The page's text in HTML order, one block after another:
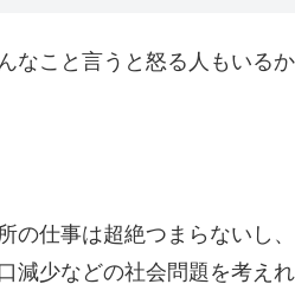
なこと言うと怒る人もいる
の仕事は超絶つまらないし
減少などの社会問題を考え